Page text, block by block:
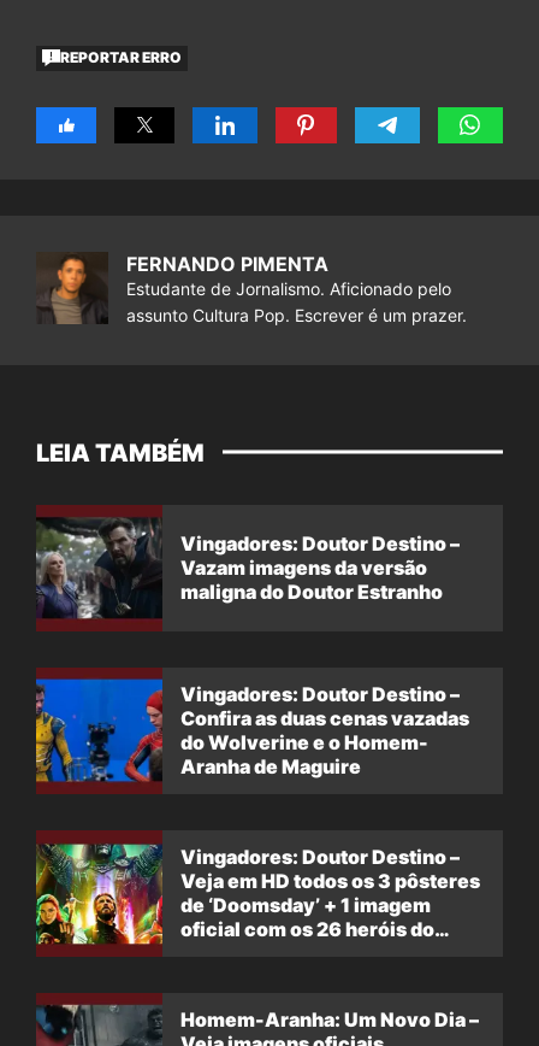
REPORTAR ERRO
FERNANDO PIMENTA
Estudante de Jornalismo. Aficionado pelo
assunto Cultura Pop. Escrever é um prazer.
LEIA TAMBÉM
Vingadores: Doutor Destino –
Vazam imagens da versão
maligna do Doutor Estranho
Vingadores: Doutor Destino –
Confira as duas cenas vazadas
do Wolverine e o Homem-
Aranha de Maguire
Vingadores: Doutor Destino –
Veja em HD todos os 3 pôsteres
de ‘Doomsday’ + 1 imagem
oficial com os 26 heróis do
Homem-Aranha: Um Novo Dia –